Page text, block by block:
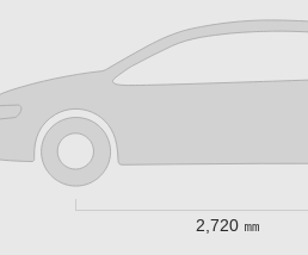
2,720 ㎜